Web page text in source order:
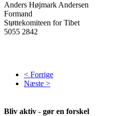
Anders Højmark Andersen
Formand
Støttekomiteen for Tibet
5055 2842
< Forrige
Næste >
Bliv aktiv - gør en forskel